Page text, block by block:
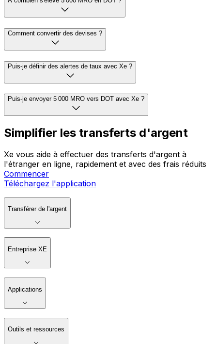
Comment convertir des devises ?
Puis-je définir des alertes de taux avec Xe ?
Puis-je envoyer 5 000 MRO vers DOT avec Xe ?
Simplifier les transferts d'argent
Xe vous aide à effectuer des transferts d'argent à
l'étranger en ligne, rapidement et avec des frais réduits
Commencer
Téléchargez l'application
Transférer de l'argent
Entreprise XE
Applications
Outils et ressources